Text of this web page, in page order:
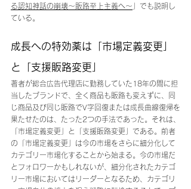
る認知神話の崩壊～販路至上主義へ～ 」でも説明し
ている。
成長への特効薬は「市場定義変更」
と「支援販路変更」
著者が総合広告代理店に勤務していた18年の間に担
当したブランドで、全く商品も販路も変えずに、同
じ商品及び同じ販路でV字回復または成長曲線復帰を
果たせたのは、たった2つの手法であった。それは、
「市場定義変更」と「支援販路変更」である。前者
の「市場定義変更」は今の市場をさらに細分化して
カテゴリー市場化することから始まる。今の市場だ
とフォロワーかもしれないが、細分化されたカテゴ
リー市場においてはリーダーとなるため、カテゴリ